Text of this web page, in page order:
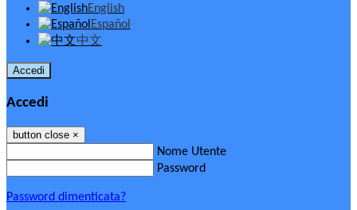
English
Español
中文
Accedi
Accedi
button close ×
Nome Utente
Password
Password dimenticata?